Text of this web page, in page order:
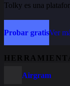
Tolky es una
Probar gratisVer
Airgram